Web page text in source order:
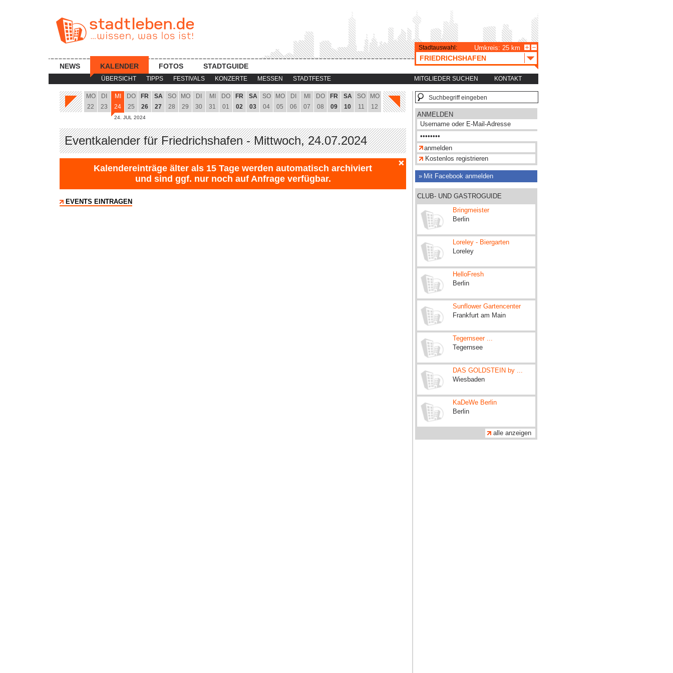
ÜBERSICHT TIPPS FESTIVALS KONZERTE MESSEN STADTFESTE MITGLIEDER SUCHEN KONTAKT
NEWS KALENDER FOTOS STADTGUIDE
Stadtauswahl: Umkreis: 25 km
FRIEDRICHSHAFEN
MO
22
DI
23
MI
24
24. JUL 2024
DO
25
FR
26
SA
27
SO
28
MO
29
DI
30
MI
31
DO
01
FR
02
SA
03
SO
04
MO
05
DI
06
MI
07
DO
08
FR
09
SA
10
SO
11
MO
12
Eventkalender für Friedrichshafen - Mittwoch, 24.07.2024
Kalendereinträge älter als 15 Tage werden automatisch archiviert
und sind ggf. nur noch auf Anfrage verfügbar.
EVENTS EINTRAGEN
ANMELDEN
Kostenlos registrieren
Mit Facebook anmelden
CLUB- UND GASTROGUIDE
Bringmeister
Berlin
Loreley - Biergarten
Loreley
HelloFresh
Berlin
Sunflower Gartencenter
Frankfurt am Main
Tegernseer ...
Tegernsee
DAS GOLDSTEIN by ...
Wiesbaden
KaDeWe Berlin
Berlin
alle anzeigen